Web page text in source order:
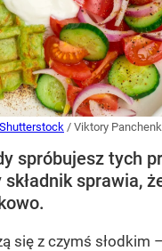
Shutterstock / Viktory
spróbujesz tych
sprawia,
się z czymś słodkim